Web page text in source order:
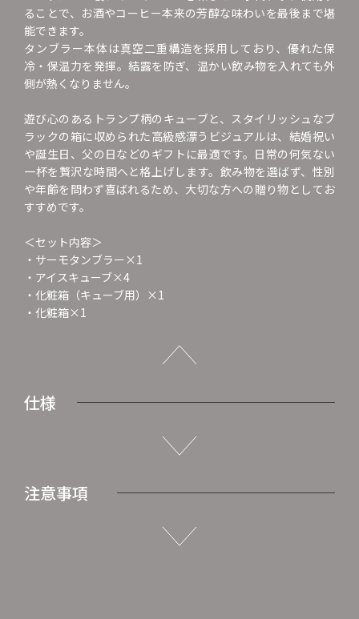
ることで、お酒やコーヒー本来の芳醇な味わいを最後まで堪
能できます。
タンブラー本体は真空二重構造を採用しており、優れた保
冷・保温力を発揮。結露を防ぎ、温かい飲み物を入れても外
側が熱くなりません。
遊び心のあるトランプ柄のキューブと、スタイリッシュなブ
ラックの箱に収められた高級感漂うビジュアルは、結婚祝い
や誕生日、父の日などのギフトに最適です。日常の何気ない
一杯を贅沢な時間へと格上げします。飲み物を選ばず、性別
や年齢を問わず喜ばれるため、大切な方への贈り物としてお
すすめです。
＜セット内容＞
・サーモタンブラー×1
・アイスキューブ×4
・化粧箱（キューブ用）×1
・化粧箱×1
仕様
注意事項